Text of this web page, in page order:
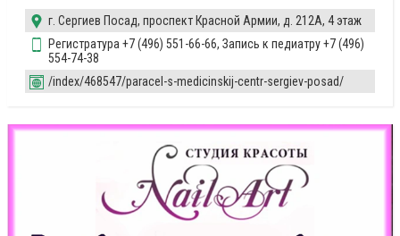
г. Сергиев Посад, проспект Красной Армии, д. 212А, 4 этаж
Регистратура +7 (496) 551-66-66, Запись к педиатру +7 (496)
554-74-38
/index/468547/paracel-s-medicinskij-centr-sergiev-posad/